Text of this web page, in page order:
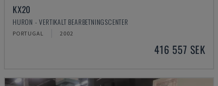
KX20
HURON - VERTIKALT BEARBETNINGSCENTER
PORTUGAL 2002
416 557 SEK